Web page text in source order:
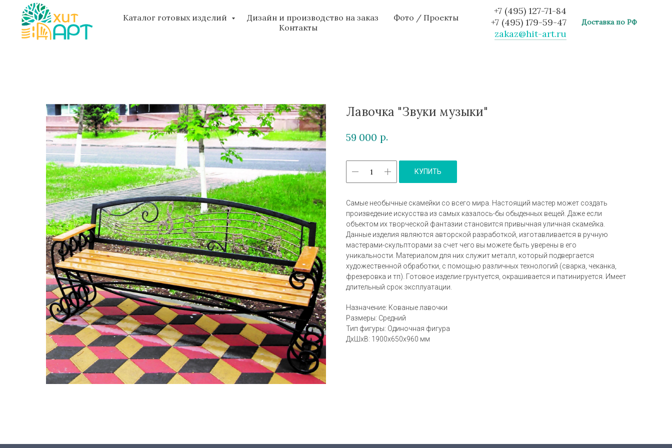
Каталог готовых изделий Дизайн и производство на заказ
Фото / Проекты
Контакты
+7 (495) 127-71-84
+7 (495) 179-59-47
zakaz@hit-art.ru
Доставка по РФ
Лавочка "Звуки музыки"
59 000 р.
КУПИТЬ
Самые необычные скамейки со всего мира. Настоящий мастер может создать
произведение искусства из самых казалось-бы обыденных вещей. Даже если
объектом их творческой фантазии становится привычная уличная скамейка.
Данные изделия являются авторской разработкой, изготавливается в ручную
мастерами-скульпторами за счет чего вы можете быть уверены в его
уникальности. Материалом для них служит металл, который подвергается
художественной обработки, с помощью различных технологий (сварка, чеканка,
фрезеровка и тп). Готовое изделие грунтуется, окрашивается и патинируется. Имеет
длительный срок эксплуатации.
Назначение: Кованые лавочки
Размеры: Средний
Тип фигуры: Одиночная фигура
ДxШxВ: 1900x650x960 мм